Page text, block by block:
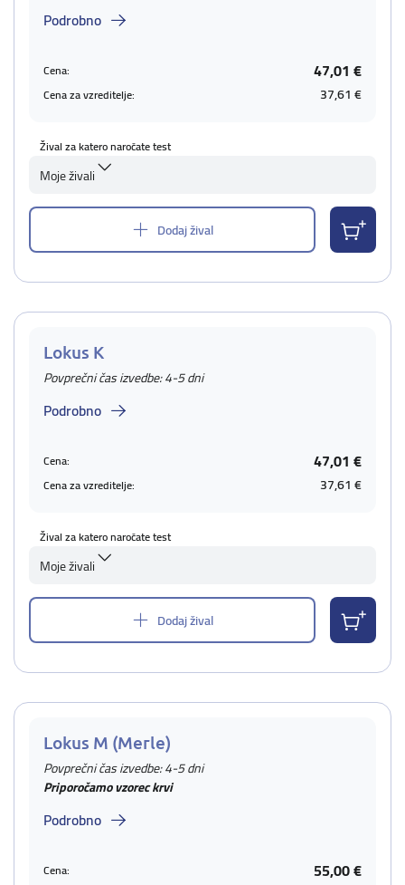
Podrobno
Cena: 47,01 €
Cena za vzreditelje: 37,61 €
Žival za katero naročate test
Moje živali
Dodaj žival
Lokus K
Povprečni čas izvedbe: 4-5 dni
Podrobno
Cena: 47,01 €
Cena za vzreditelje: 37,61 €
Žival za katero naročate test
Moje živali
Dodaj žival
Lokus M (Merle)
Povprečni čas izvedbe: 4-5 dni
Priporočamo vzorec krvi
Podrobno
Cena: 55,00 €